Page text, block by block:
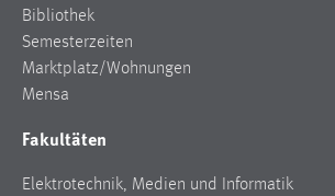
Bibliothek
Semesterzeiten
Marktplatz/Wohnungen
Mensa
Fakultäten
Elektrotechnik, Medien und Informatik
Google Ireland Limited
Zweck:
3 Monate